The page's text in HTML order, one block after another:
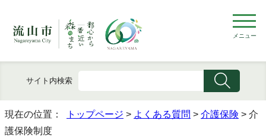
メニュー
サイト内検索
現在の位置： トップページ > よくある質問 > 介護保険 > 介
護保険制度